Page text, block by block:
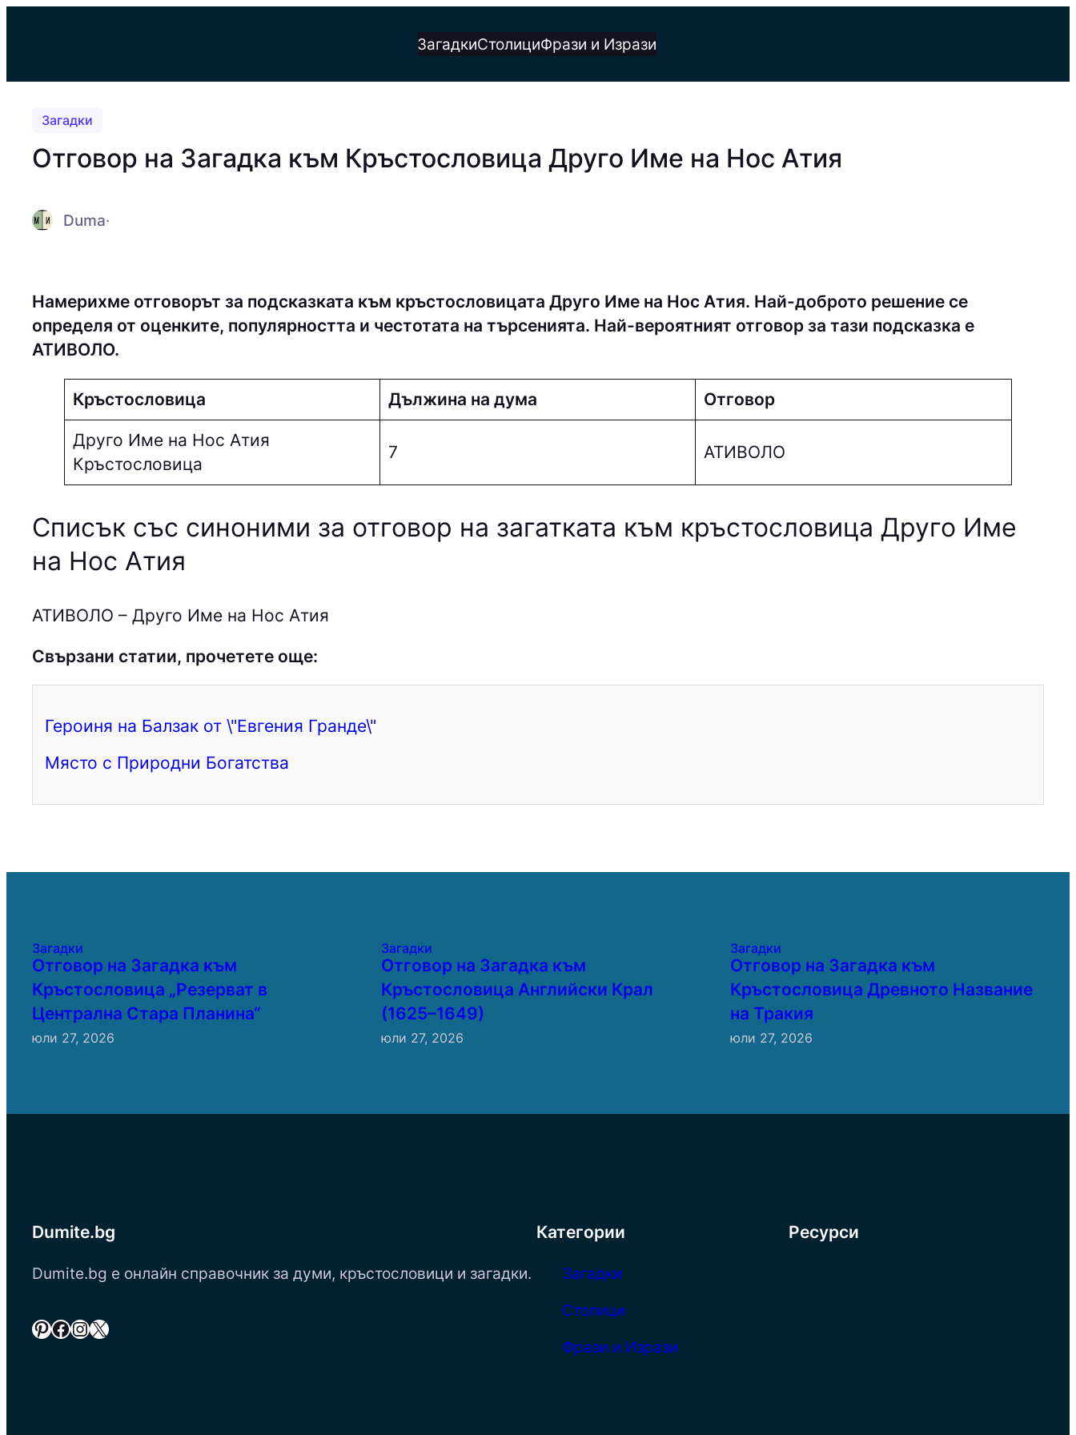
ЗагадкиСтолициФрази и Изрази
Загадки
Отговор на Загадка към Кръстословица Друго Име на Нос Атия
Duma·
Намерихме отговорът за подсказката към кръстословицата Друго Име на Нос Атия. Най-доброто решение се
определя от оценките, популярността и честотата на търсенията. Най-вероятният отговор за тази подсказка е
АТИВОЛО.
Кръстословица Дължина на дума Отговор
Друго Име на Нос Атия
Кръстословица
7 АТИВОЛО
Списък със синоними за отговор на загатката към кръстословица Друго Име
на Нос Атия
АТИВОЛО – Друго Име на Нос Атия
Свързани статии, прочетете още:
Героиня на Балзак от \"Евгения Гранде\"
Място с Природни Богатства
Загадки
Отговор на Загадка към
Кръстословица „Резерват в
Централна Стара Планина“
юли 27, 2026
Загадки
Отговор на Загадка към
Кръстословица Английски Крал
(1625–1649)
юли 27, 2026
Загадки
Отговор на Загадка към
Кръстословица Древното Название
на Тракия
юли 27, 2026
Dumite.bg
Dumite.bg е онлайн справочник за думи, кръстословици и загадки.
Pinterest Facebook InstagramX
Категории
Загадки
Столици
Фрази и Изрази
Ресурси